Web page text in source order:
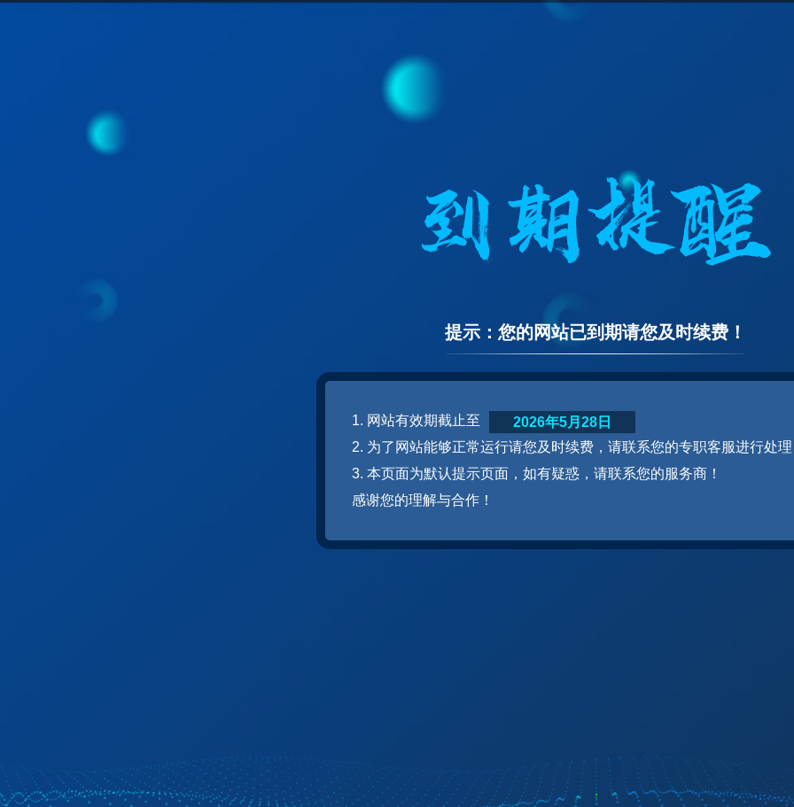
提示：您的网站已到期请您及时续费！
1. 网站有效期截止至
2. 为了网站能够正常运行请您及时续费，请联系您的专职客服进行处
3. 本页面为默认提示页面，如有疑惑，请联系您的服务商！
感谢您的理解与合作！
2026年5月28日